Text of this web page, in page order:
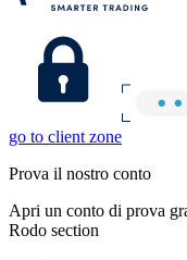
go to client zone
Prova il nostro conto
Apri un conto di prova
Rodo section